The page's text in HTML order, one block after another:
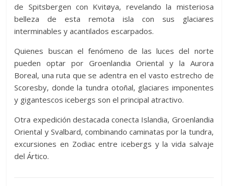
de Spitsbergen con Kvitøya, revelando la misteriosa
belleza de esta remota isla con sus glaciares
interminables y acantilados escarpados.
Quienes buscan el fenómeno de las luces del norte
pueden optar por Groenlandia Oriental y la Aurora
Boreal, una ruta que se adentra en el vasto estrecho de
Scoresby, donde la tundra otoñal, glaciares imponentes
y gigantescos icebergs son el principal atractivo.
Otra expedición destacada conecta Islandia, Groenlandia
Oriental y Svalbard, combinando caminatas por la tundra,
excursiones en Zodiac entre icebergs y la vida salvaje
del Ártico.